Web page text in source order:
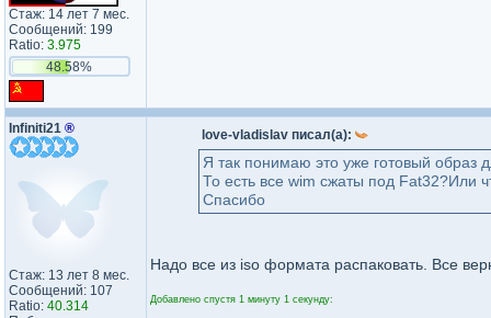
Стаж: 14 лет 7 мес.
Сообщений: 199
Ratio: 3.975
48.58%
Infiniti21 ®
Стаж: 13 лет 8 мес.
Сообщений: 107
Ratio: 40.314
love-vladislav писал(а):
Я так понимаю это уже готовый образ
То есть все wim сжаты под Fat32?Или
Спасибо
Надо все из iso формата распаковать. Все
Добавлено спустя 1 минуту 1 секунду: